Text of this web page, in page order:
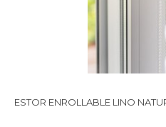
ESTOR ENROLLABLE LINO